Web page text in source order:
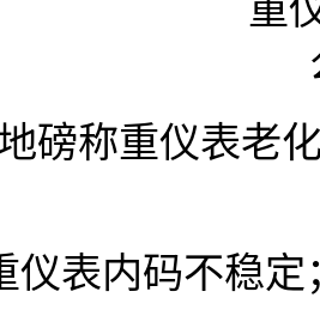
磅称重仪表老
仪表内码不稳定